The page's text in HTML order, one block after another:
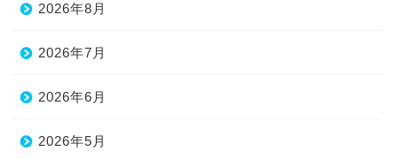
2026年8月
2026年7月
2026年6月
2026年5月